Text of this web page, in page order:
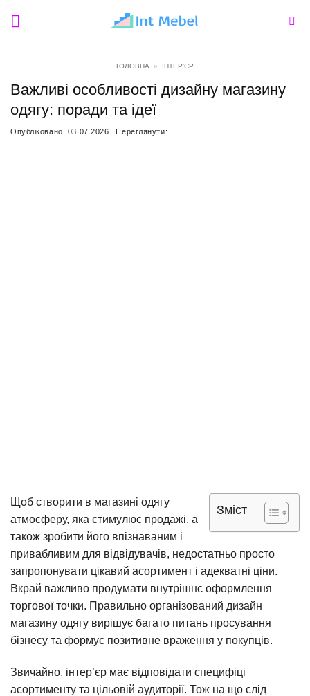
ГОЛОВНА » ІНТЕР'ЄР
Важливі особливості дизайну магазину
одягу: поради та ідеї
Опубліковано: 03.07.2026 Переглянути:
Зміст
Щоб створити в магазині одягу
атмосферу, яка стимулює продажі, а
також зробити його впізнаваним і
привабливим для відвідувачів, недостатньо просто
запропонувати цікавий асортимент і адекватні ціни.
Вкрай важливо продумати внутрішнє оформлення
торгової точки. Правильно організований дизайн
магазину одягу вирішує багато питань просування
бізнесу та формує позитивне враження у покупців.
Звичайно, інтер’єр має відповідати специфіці
асортименту та цільовій аудиторії. Тож на що слід